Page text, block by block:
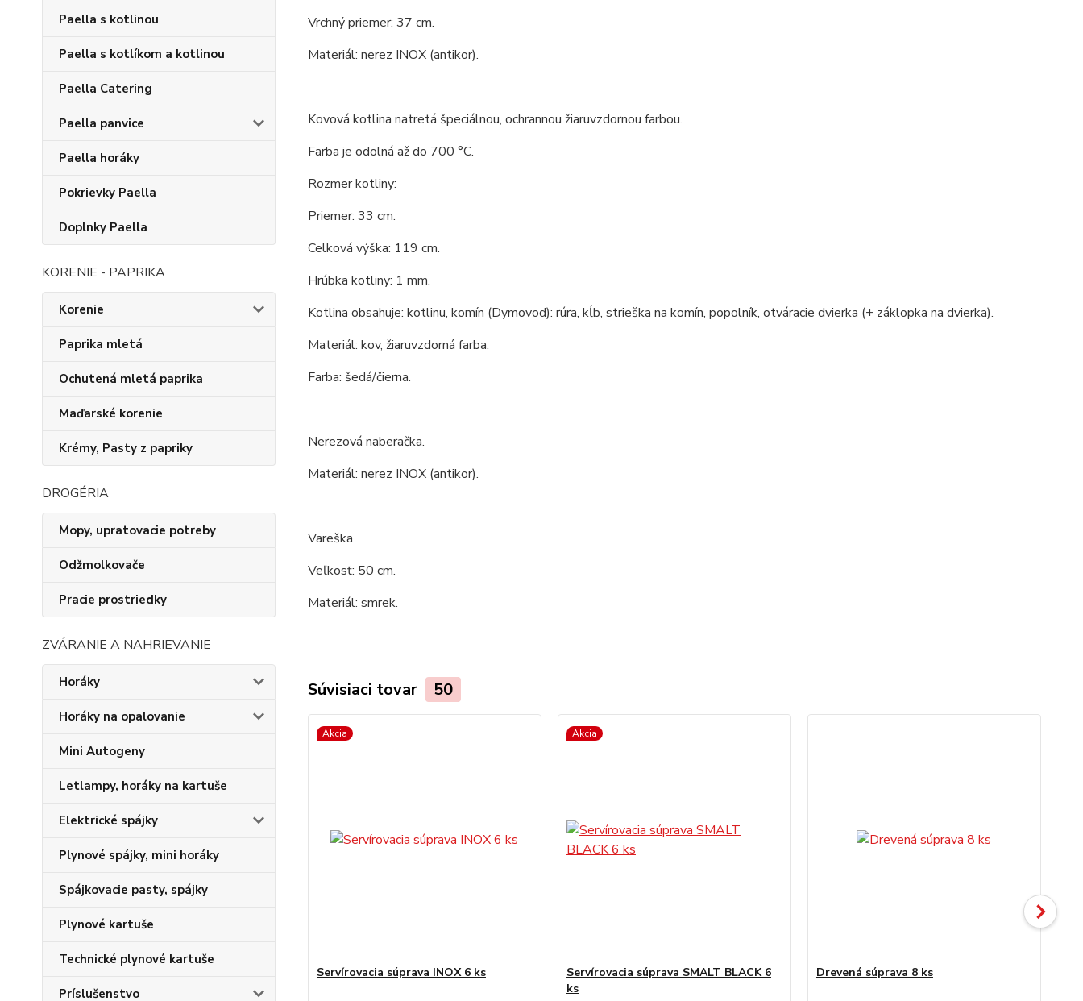
Paella s kotlinou
Paella s kotlíkom a kotlinou
Paella Catering
Paella panvice
Paella horáky
Pokrievky Paella
Doplnky Paella
KORENIE - PAPRIKA
Korenie
Paprika mletá
Ochutená mletá paprika
Maďarské korenie
Krémy, Pasty z papriky
DROGÉRIA
Mopy, upratovacie potreby
Odžmolkovače
Pracie prostriedky
ZVÁRANIE A NAHRIEVANIE
Horáky
Horáky na opalovanie
Mini Autogeny
Letlampy, horáky na kartuše
Elektrické spájky
Plynové spájky, mini horáky
Spájkovacie pasty, spájky
Plynové kartuše
Technické plynové kartuše
Príslušenstvo
Vrchný priemer: 37 cm.
Materiál: nerez INOX (antikor).
Kovová kotlina natretá špeciálnou, ochrannou žiaruvzdornou farbou.
Farba je odolná až do 700 °C.
Rozmer kotliny:
Priemer: 33 cm.
Celková výška: 119 cm.
Hrúbka kotliny: 1 mm.
Kotlina obsahuje: kotlinu, komín (Dymovod): rúra, kĺb, strieška na komín, popolník, otváracie dvierka (+ záklopka na dvierka).
Materiál: kov, žiaruvzdorná farba.
Farba: šedá/čierna.
Nerezová naberačka.
Materiál: nerez INOX (antikor).
Vareška
Veľkosť: 50 cm.
Materiál: smrek.
Súvisiaci tovar 50
Akcia
Servírovacia súprava INOX 6 ks
Akcia
Servírovacia súprava SMALT BLACK 6
ks
Drevená súprava 8 ks